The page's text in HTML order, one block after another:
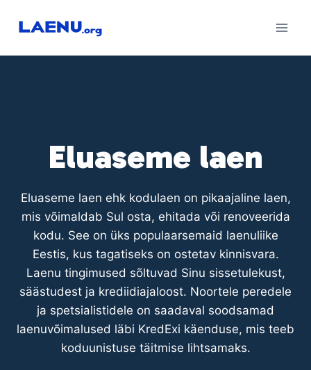
Eluaseme laen
Eluaseme laen ehk kodulaen on pikaajaline laen,
mis võimaldab Sul osta, ehitada või renoveerida
kodu. See on üks populaarsemaid laenuliike
Eestis, kus tagatiseks on ostetav kinnisvara.
Laenu tingimused sõltuvad Sinu sissetulekust,
säästudest ja krediidiajaloost. Noortele peredele
ja spetsialistidele on saadaval soodsamad
laenuvõimalused läbi KredExi käenduse, mis teeb
koduunistuse täitmise lihtsamaks.